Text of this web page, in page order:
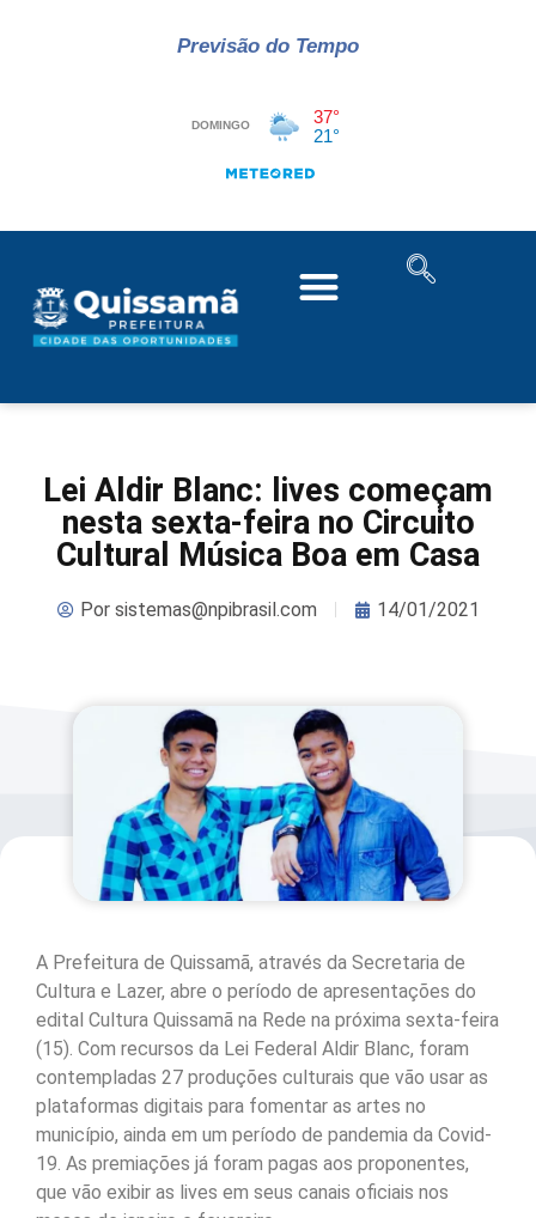
Previsão do Tempo
Lei Aldir Blanc: lives começam
nesta sexta-feira no Circuito
Cultural Música Boa em Casa
Porsistemas@npibrasil.com 14/01/2021
A Prefeitura de Quissamã, através da Secretaria de
Cultura e Lazer, abre o período de apresentações do
edital Cultura Quissamã na Rede na próxima sexta-feira
(15). Com recursos da Lei Federal Aldir Blanc, foram
contempladas 27 produções culturais que vão usar as
plataformas digitais para fomentar as artes no
município, ainda em um período de pandemia da Covid-
19. As premiações já foram pagas aos proponentes,
que vão exibir as lives em seus canais oficiais nos